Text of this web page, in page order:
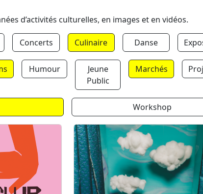
d’activités culturelles, en images et en vidéos.
Concerts Culinaire Danse
Humour
Jeune
Public
Marchés
Workshop